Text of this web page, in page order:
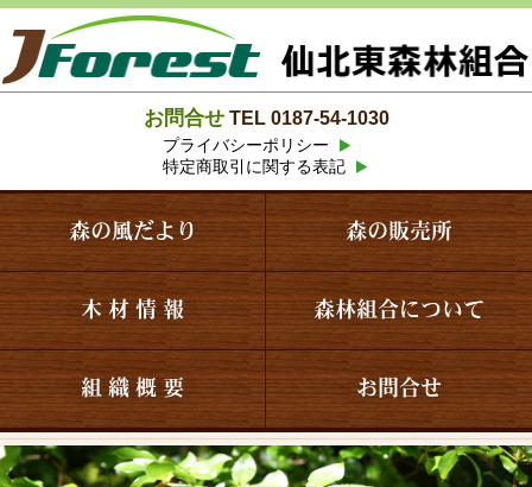
お問合せ TEL 0187-54-1030
プライバシーポリシー
特定商取引に関する表記
森の風だより 森の販売所
木 材 情 報 森林組合について
組 織 概 要 お問合せ